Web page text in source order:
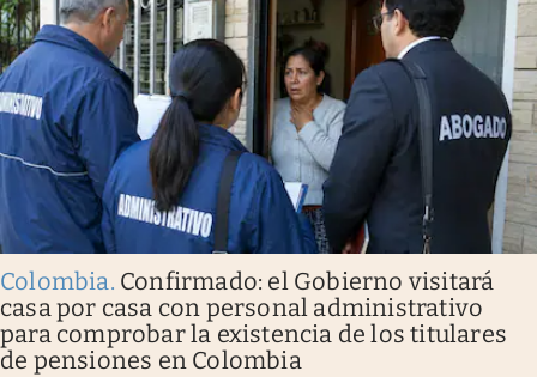
Colombia. Confirmado: el Gobierno visitará
casa por casa con personal administrativo
para comprobar la existencia de los titulares
de pensiones en Colombia